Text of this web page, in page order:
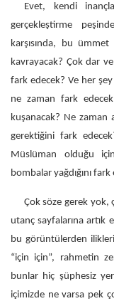
Evet, kendi
gerçekleştirme
karşısında, bu
kavrayacak? Çok dar
fark edecek? Ve her
ne zaman fark
kuşanacak? Ne zaman
gerektiğini fark
Müslüman olduğu
bombalar yağdığını
Çok söze gerek
utanç sayfalarına artık
bu görüntülerden
“için için”, rahmetin
bunlar hiç şüphesiz
içimizde ne varsa pek